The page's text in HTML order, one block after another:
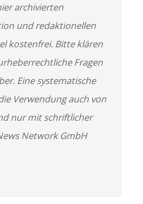
archivierten
und redaktionellen
kostenfrei. Bitte klären
Fragen
Eine systematische
Verwendung auch von
nur mit schriftlicher
Network GmbH